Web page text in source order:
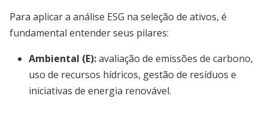
Para aplicar a análise ESG na seleção de ativos, é
fundamental entender seus pilares:
Ambiental (E):avaliação de emissões de carbono,
uso de recursos hídricos, gestão de resíduos e
iniciativas de energia renovável.